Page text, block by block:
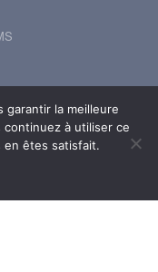
garantir la meilleure
à utiliser ce
en êtes satisfait.